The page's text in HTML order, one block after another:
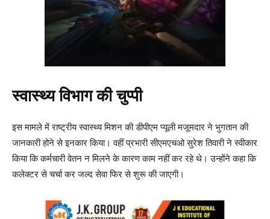
स्वास्थ्य विभाग की चुप्पी
इस मामले में राष्ट्रीय स्वास्थ्य मिशन की डीपीएम प्यूली मजूमदार ने भुगतान की
जानकारी होने से इनकार किया। वहीं प्रभारी सीएमएचओ सुरेश तिवारी ने स्वीकार
किया कि कर्मचारी वेतन न मिलने के कारण काम नहीं कर रहे थे। उन्होंने कहा कि
कलेक्टर से चर्चा कर जल्द सेवा फिर से शुरू की जाएगी।